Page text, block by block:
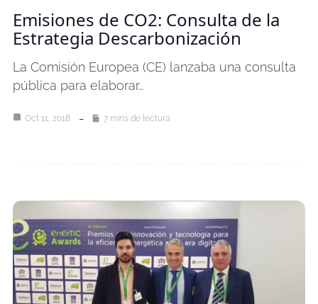
Emisiones de CO2: Consulta de la
Estrategia Descarbonización
La Comisión Europea (CE) lanzaba una consulta
pública para elaborar…
Oct 11, 2018 7 mins de lectura